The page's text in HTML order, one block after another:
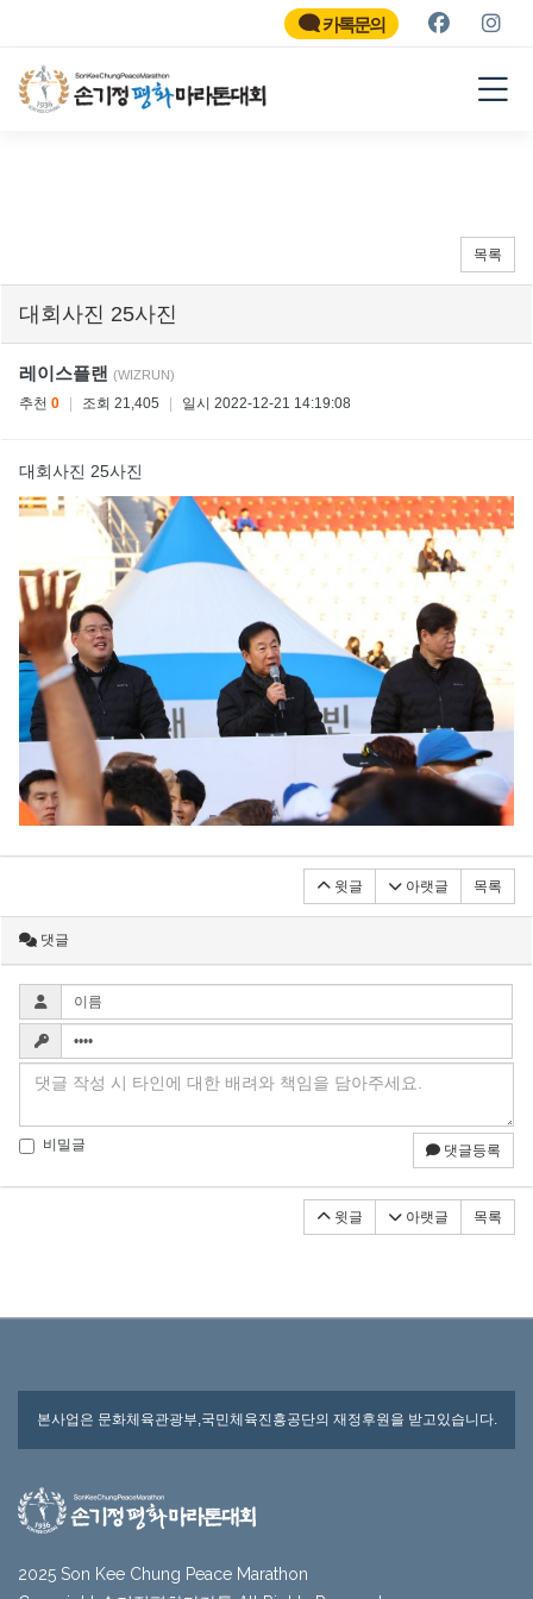
카톡문의
MARATHON
2026
목록
대회사진 25사진
레이스플랜 (WIZRUN)
추천 0 조회 21,405 일시 2022-12-21 14:19:08
대회사진 25사진
윗글 아랫글 목록
댓글
비밀글 댓글등록
윗글 아랫글 목록
본사업은 문화체육관광부,국민체육진흥공단의 재정후원을 받고있습니다.
2025 Son Kee Chung Peace Marathon